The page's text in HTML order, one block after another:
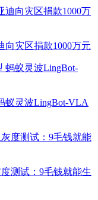
向灾区捐款1000万元
蚁灵波LingBot-VLA
测试：9毛钱就能生